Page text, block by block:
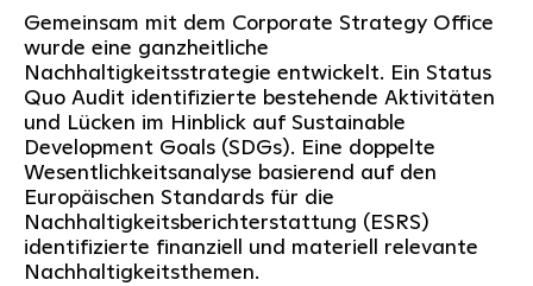
Gemeinsam mit dem Corporate Strategy Office
wurde eine ganzheitliche
Nachhaltigkeitsstrategie entwickelt. Ein Status
Quo Audit identifizierte bestehende Aktivitäten
und Lücken im Hinblick auf Sustainable
Development Goals (SDGs). Eine doppelte
Wesentlichkeitsanalyse basierend auf den
Europäischen Standards für die
Nachhaltigkeitsberichterstattung (ESRS)
identifizierte finanziell und materiell relevante
Nachhaltigkeitsthemen.